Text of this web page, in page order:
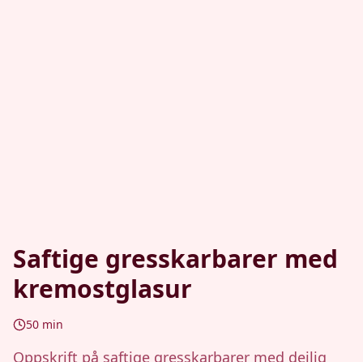
Saftige gresskarbarer med
kremostglasur
50 min
Oppskrift på saftige gresskarbarer med deilig